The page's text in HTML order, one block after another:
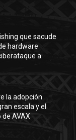
que sacude
hardware
a
la adopción
escala y el
AVAX